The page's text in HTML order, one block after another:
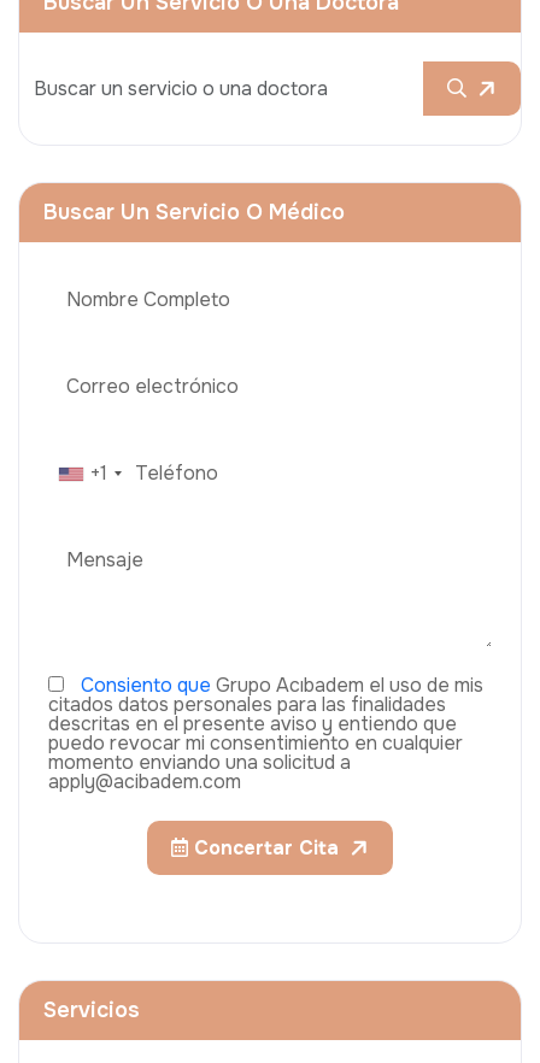
Buscar Un Servicio O Médico
+1
Consiento que Grupo Acıbadem el uso de mis
citados datos personales para las finalidades
descritas en el presente aviso y entiendo que
puedo revocar mi consentimiento en cualquier
momento enviando una solicitud a
apply@acibadem.com
Concertar Cita
Servicios